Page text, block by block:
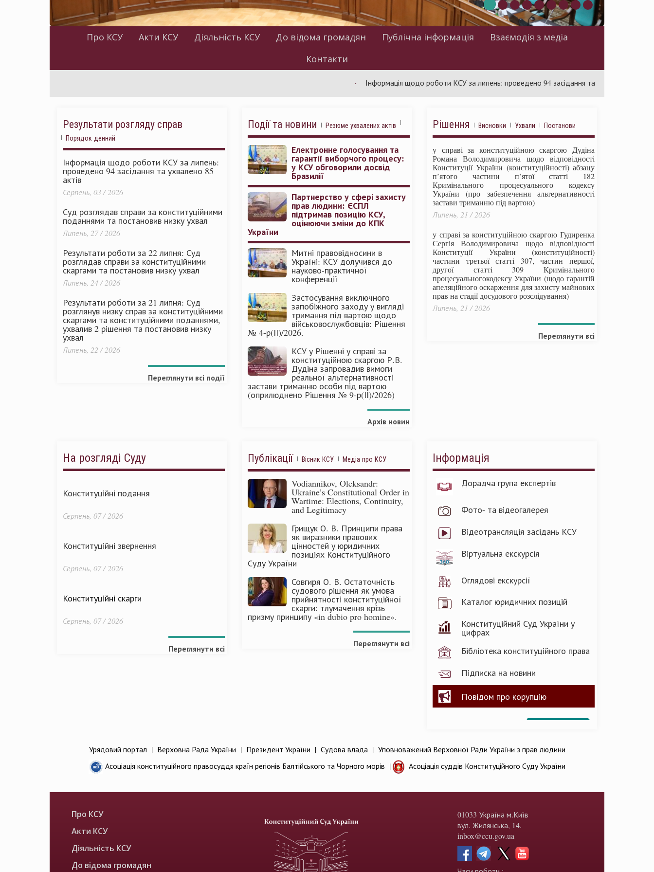
Про КСУ Акти КСУ Діяльність КСУ До відома громадян Публічна інформація
Взаємодія з медіа
Контакти
Інформація щодо роботи КСУ за липень: проведено 94 засідання та ухвалено 85 актів
Результати розгляду справ
Порядок денний
Інформація щодо роботи КСУ за липень:
проведено 94 засідання та ухвалено 85
актів
Серпень, 03 / 2026
Суд розглядав справи за конституційними
поданнями та постановив низку ухвал
Липень, 27 / 2026
Результати роботи за 22 липня: Суд
розглядав справи за конституційними
скаргами та постановив низку ухвал
Липень, 24 / 2026
Результати роботи за 21 липня: Суд
розглянув низку справ за конституційними
скаргами та конституційними поданнями,
ухвалив 2 рішення та постановив низку
ухвал
Липень, 22 / 2026
Переглянути всі події
Події та новини Резюме ухвалених актів
Електронне голосування та
гарантії виборчого процесу:
у КСУ обговорили досвід
Бразилії
Партнерство у сфері захисту
прав людини: ЄСПЛ
підтримав позицію КСУ,
оцінюючи зміни до КПК
України
Митні правовідносини в
Україні: КСУ долучився до
науково-практичної
конференції
Застосування виключного
запобіжного заходу у вигляді
тримання під вартою щодо
військовослужбовців: Рішення
№ 4-р(ІІ)/2026.
КСУ у Рішенні у справі за
конституційною скаргою Р.В.
Дудіна запровадив вимоги
реальної альтернативності
застави триманню особи під вартою
(оприлюднено Рішення № 9-р(ІІ)/2026)
Архів новин
Рішення Висновки Ухвали Постанови
у справі за конституційною скаргою Дудіна
Романа Володимировича щодо відповідності
Конституції України (конституційності) абзацу
п’ятого частини п’ятої статті 182
Кримінального процесуального кодексу
України (про забезпечення альтернативності
застави триманню під вартою)
Липень, 21 / 2026
у справі за конституційною скаргою Гудиренка
Сергія Володимировича щодо відповідності
Конституції України (конституційності)
частини третьої статті 307, частин першої,
другої статті 309 Кримінального
процесуальногокодексу України (щодо гарантій
апеляційного оскарження для захисту майнових
прав на стадії досудового розслідування)
Липень, 21 / 2026
Переглянути всі
На розгляді Суду
Конституційні подання
Серпень, 07 / 2026
Конституційні звернення
Серпень, 07 / 2026
Конституційні скарги
Серпень, 07 / 2026
Переглянути всі
Публікації Вісник КСУ Медіа про КСУ
Vodiannikov, Oleksandr:
Ukraine’s Constitutional Order in
Wartime: Elections, Continuity,
and Legitimacy
Грищук О. В. Принципи права
як виразники правових
цінностей у юридичних
позиціях Конституційного
Суду України
Совгиря О. В. Остаточність
судового рішення як умова
прийнятності конституційної
скарги: тлумачення крізь
призму принципу «in dubio pro homine».
Переглянути всі
Інформація
Дорадча група експертів
Фото- та відеогалерея
Відеотрансляція засідань КСУ
Віртуальна екскурсія
Оглядові екскурсії
Каталог юридичних позицій
Конституційний Суд України у
цифрах
Бібліотека конституційного права
Підписка на новини
Повідом про корупцію
Урядовий портал | Верховна Рада України | Президент України | Судова влада | Уповноважений Верховної Ради України з прав людини
Асоціація конституційного правосуддя країн регіонів Балтійського та Чорного морів | Асоціація суддів Конституційного Суду України
Про КСУ
Акти КСУ
Діяльність КСУ
До відома громадян
01033 Україна м.Київ
вул. Жилянська, 14.
inbox@ccu.gov.ua